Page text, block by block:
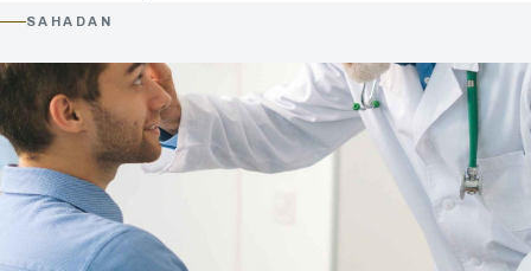
SAHADAN